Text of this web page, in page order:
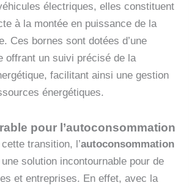
électriques, elles constituent
à la montée en puissance de la
Ces bornes sont dotées d’une
offrant un suivi précisé de la
facilitant ainsi une gestion
énergétiques.
pour l’autoconsommation
transition, l’autoconsommation
solution incontournable pour de
et entreprises. En effet, avec la